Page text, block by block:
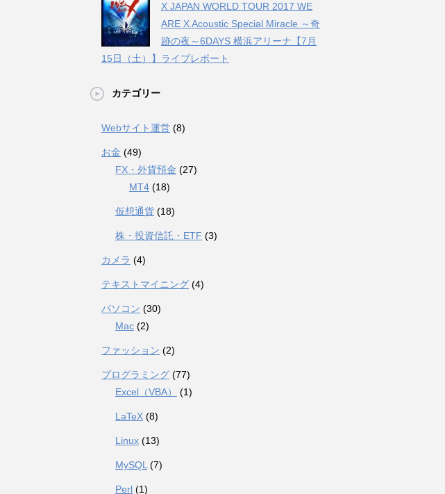
X JAPAN WORLD TOUR 2017 WE
ARE X Acoustic Special Miracle ～奇
跡の夜～6DAYS 横浜アリーナ【7月
15日（土）】ライブレポート
カテゴリー
Webサイト運営 (8)
お金 (49)
FX・外貨預金 (27)
MT4 (18)
仮想通貨 (18)
株・投資信託・ETF (3)
カメラ (4)
テキストマイニング (4)
パソコン (30)
Mac (2)
ファッション (2)
プログラミング (77)
Excel（VBA）
(1)
LaTeX (8)
Linux (13)
MySQL (7)
Perl (1)